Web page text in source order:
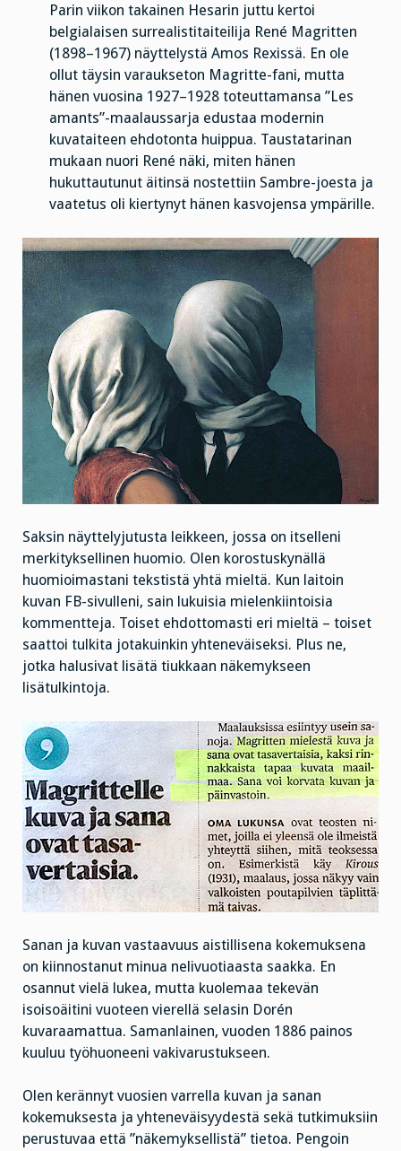
Parin viikon takainen Hesarin juttu kertoi
belgialaisen surrealistitaiteilija René Magritten
(1898–1967) näyttelystä Amos Rexissä. En ole
ollut täysin varaukseton Magritte-fani, mutta
hänen vuosina 1927–1928 toteuttamansa ”Les
amants”-maalaussarja edustaa modernin
kuvataiteen ehdotonta huippua. Taustatarinan
mukaan nuori René näki, miten hänen
hukuttautunut äitinsä nostettiin Sambre-joesta ja
vaatetus oli kiertynyt hänen kasvojensa ympärille.
Saksin näyttelyjutusta leikkeen, jossa on itselleni
merkityksellinen huomio. Olen korostuskynällä
huomioimastani tekstistä yhtä mieltä. Kun laitoin
kuvan FB-sivulleni, sain lukuisia mielenkiintoisia
kommentteja. Toiset ehdottomasti eri mieltä – toiset
saattoi tulkita jotakuinkin yhteneväiseksi. Plus ne,
jotka halusivat lisätä tiukkaan näkemykseen
lisätulkintoja.
Sanan ja kuvan vastaavuus aistillisena kokemuksena
on kiinnostanut minua nelivuotiaasta saakka. En
osannut vielä lukea, mutta kuolemaa tekevän
isoisoäitini vuoteen vierellä selasin Dorén
kuvaraamattua. Samanlainen, vuoden 1886 painos
kuuluu työhuoneeni vakivarustukseen.
Olen kerännyt vuosien varrella kuvan ja sanan
kokemuksesta ja yhteneväisyydestä sekä tutkimuksiin
perustuvaa että ”näkemyksellistä” tietoa. Pengoin